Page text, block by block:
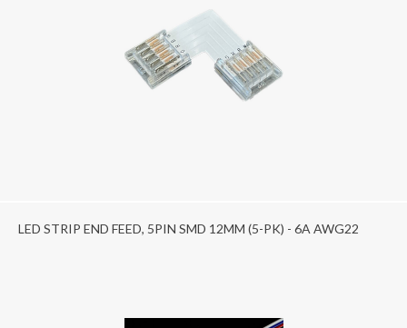
LED STRIP END FEED, 5PIN SMD 12MM (5-PK) - 6A AWG22